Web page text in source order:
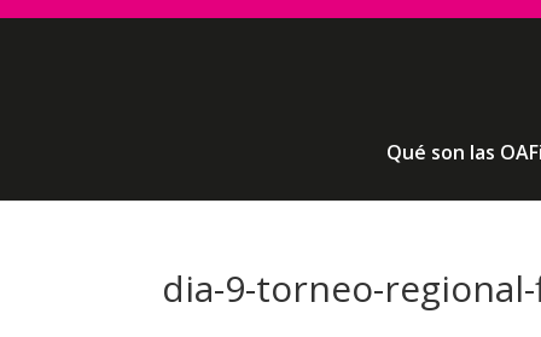
Qué son las
dia-9-torneo-